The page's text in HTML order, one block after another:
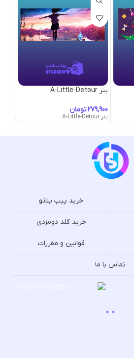
بنر A-Little-Detour
تومان
بنر A-Little-Detour
خرید پیپ پلاتو
خرید گلد دومزدی
قوانین و مقررات
تماس با ما